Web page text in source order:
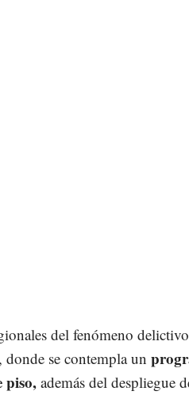
del fenómeno
se contempla un
piso, además del despliegue